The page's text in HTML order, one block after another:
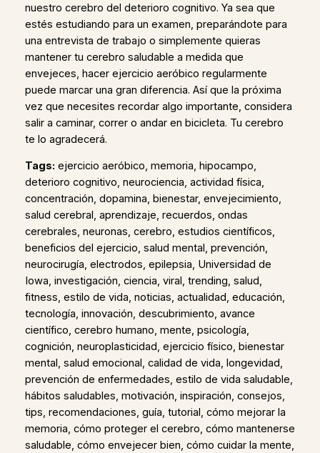
nuestro cerebro del deterioro cognitivo. Ya sea que
estés estudiando para un examen, preparándote para
una entrevista de trabajo o simplemente quieras
mantener tu cerebro saludable a medida que
envejeces, hacer ejercicio aeróbico regularmente
puede marcar una gran diferencia. Así que la próxima
vez que necesites recordar algo importante, considera
salir a caminar, correr o andar en bicicleta. Tu cerebro
te lo agradecerá.
Tags: ejercicio aeróbico, memoria, hipocampo,
deterioro cognitivo, neurociencia, actividad física,
concentración, dopamina, bienestar, envejecimiento,
salud cerebral, aprendizaje, recuerdos, ondas
cerebrales, neuronas, cerebro, estudios científicos,
beneficios del ejercicio, salud mental, prevención,
neurocirugía, electrodos, epilepsia, Universidad de
Iowa, investigación, ciencia, viral, trending, salud,
fitness, estilo de vida, noticias, actualidad, educación,
tecnología, innovación, descubrimiento, avance
científico, cerebro humano, mente, psicología,
cognición, neuroplasticidad, ejercicio físico, bienestar
mental, salud emocional, calidad de vida, longevidad,
prevención de enfermedades, estilo de vida saludable,
hábitos saludables, motivación, inspiración, consejos,
tips, recomendaciones, guía, tutorial, cómo mejorar la
memoria, cómo proteger el cerebro, cómo mantenerse
saludable, cómo envejecer bien, cómo cuidar la mente,